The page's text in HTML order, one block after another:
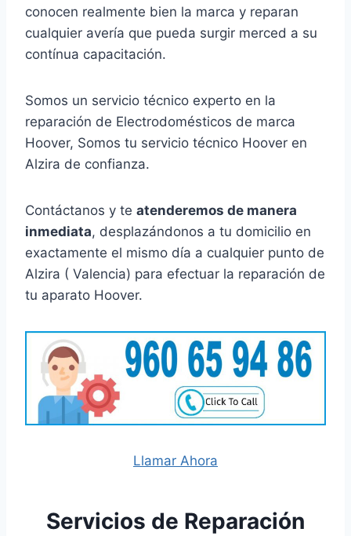
conocen realmente bien la marca y reparan
cualquier avería que pueda surgir merced a su
contínua capacitación.
Somos un servicio técnico experto en la
reparación de Electrodomésticos de marca
Hoover, Somos tu servicio técnico Hoover en
Alzira de confianza.
Contáctanos y te atenderemos de manera
inmediata, desplazándonos a tu domicilio en
exactamente el mismo día a cualquier punto de
Alzira ( Valencia) para efectuar la reparación de
tu aparato Hoover.
Llamar Ahora
Servicios de Reparación